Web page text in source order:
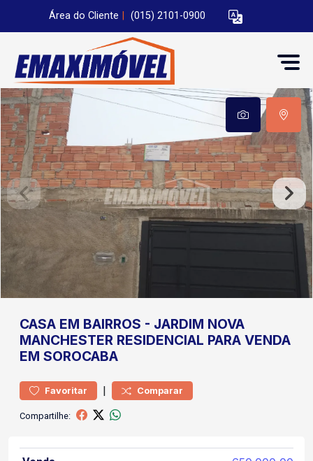
Área do Cliente (015) 2101-0900
CASA EM BAIRROS - JARDIM NOVA
MANCHESTER RESIDENCIAL PARA VENDA
EM SOROCABA
Favoritar | Comparar
Compartilhe: